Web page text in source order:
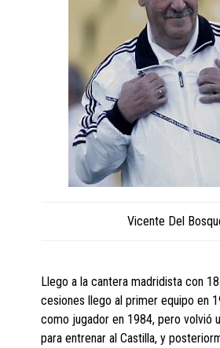
Vicente Del
Llego a la cantera madridista con
cesiones llego al primer equipo en
como jugador en 1984, pero volvió
para entrenar al Castilla, y